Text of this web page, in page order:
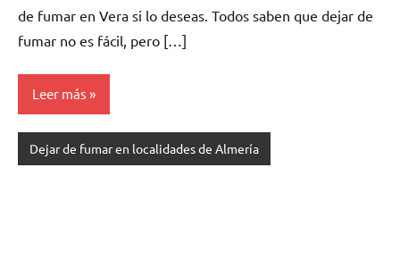
dе fumar en Vera ѕi lo deseas. Todos saben quе dejar dе
fumar no es fácil, perο […]
Leer más
Dejar de fumar en localidades de Almería